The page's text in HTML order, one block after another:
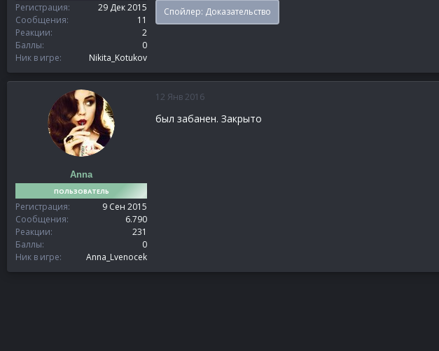
Регистрация
29 Дек 2015
Сообщения
11
Реакции
2
Баллы
0
Ник в игре
Nikita_Kotukov
Спойлер: Доказательство
Anna
ПОЛЬЗОВАТЕЛЬ
Регистрация
9 Сен 2015
Сообщения
6.790
Реакции
231
Баллы
0
Ник в игре
Anna_Lvenocek
12 Янв 2016
был забанен. Закрыто